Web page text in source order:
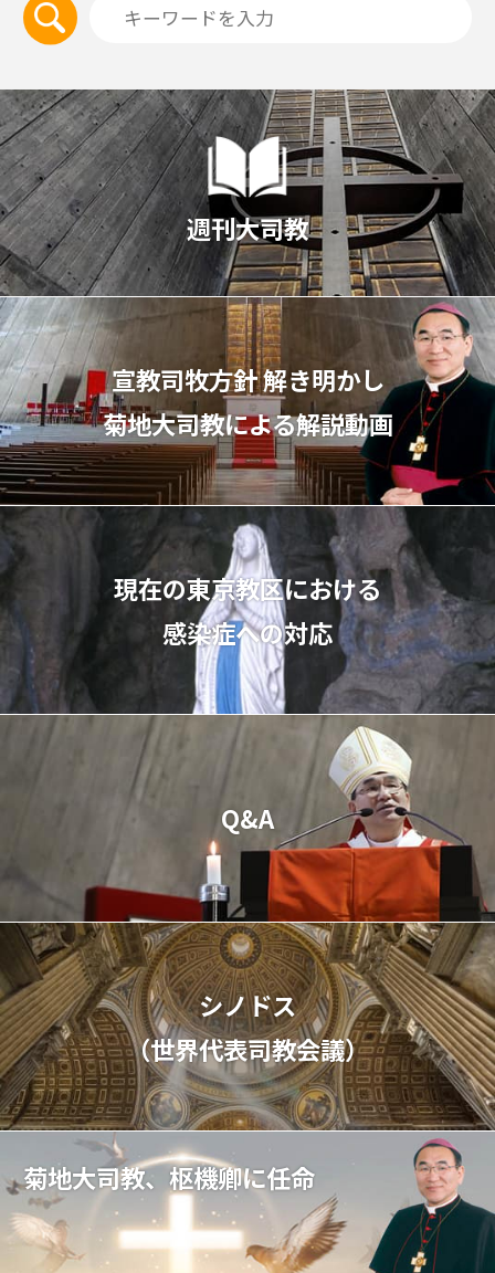
週刊大司教
宣教司牧⽅針 解き明かし
菊地⼤司教による解説動画
現在の東京教区における
感染症への対応
Q&A
シノドス
（世界代表司教会議）
菊地大司教、枢機卿に任命